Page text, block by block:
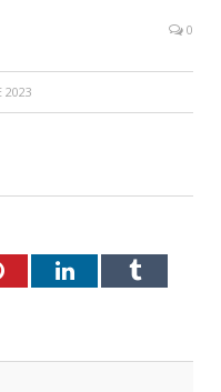
0
2023
PinterestLinkedInTumblr